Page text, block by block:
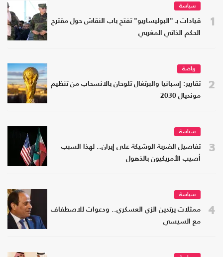
1
سياسة
قيادات بـ "البوليساريو" تفتح باب النقاش حول مقترح
الحكم الذاتي المغربي
2
رياضة
تقارير: إسبانيا والبرتغال تلوحان بالانسحاب من تنظيم
مونديال 2030
3
سياسة
تفاصيل الضربة الوشيكة على إيران.. لهذا السبب
أصيب الأمريكيون بالذهول
4
سياسة
ممثلات يرتدين الزي العسكري.. ودعوات للاصطفاف
مع السيسي